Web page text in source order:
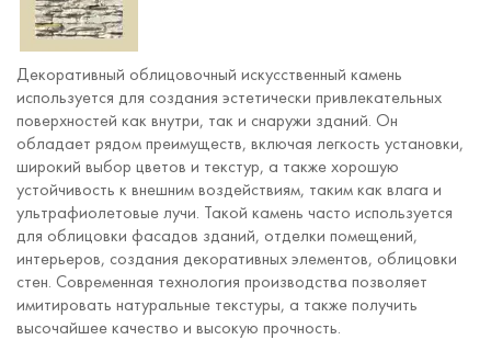
Декоративный облицовочный искусственный камень
используется для создания эстетически привлекательных
поверхностей как внутри, так и снаружи зданий. Он
обладает рядом преимуществ, включая легкость установки,
широкий выбор цветов и текстур, а также хорошую
устойчивость к внешним воздействиям, таким как влага и
ультрафиолетовые лучи. Такой камень часто используется
для облицовки фасадов зданий, отделки помещений,
интерьеров, создания декоративных элементов, облицовки
стен. Современная технология производства позволяет
имитировать натуральные текстуры, а также получить
высочайшее качество и высокую прочность.